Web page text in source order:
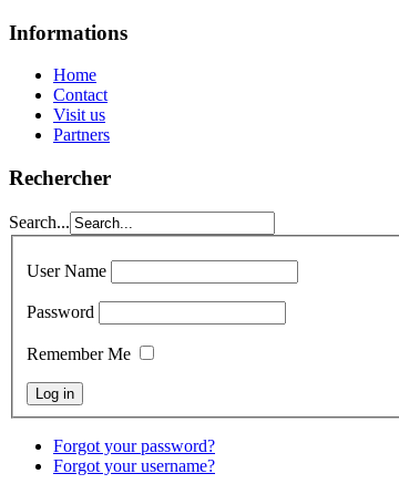
Informations
Home
Contact
Visit us
Partners
Rechercher
Search...
User Name
Password
Remember Me
Forgot your password?
Forgot your username?